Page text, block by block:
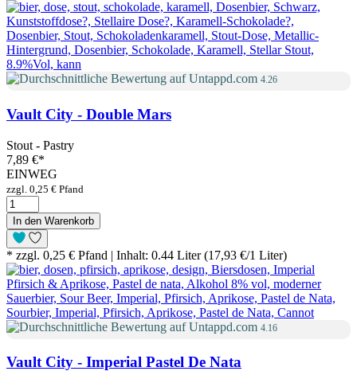
4.26
Vault City - Double Mars
Stout - Pastry
7,89 €*
EINWEG
zzgl. 0,25 € Pfand
In den Warenkorb
* zzgl. 0,25 € Pfand | Inhalt: 0.44 Liter (17,93 €/1 Liter)
4.16
Vault City - Imperial Pastel De Nata